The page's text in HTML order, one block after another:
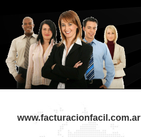
www.facturacionfacil.com.ar